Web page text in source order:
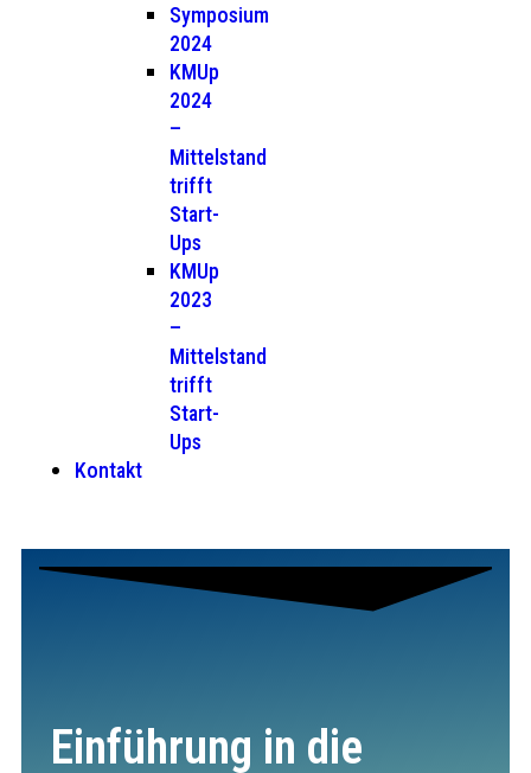
Symposium
2024
KMUp
2024
–
Mittelstand
trifft
Start-
Ups
KMUp
2023
–
Mittelstand
trifft
Start-
Ups
Kontakt
Einführung in die